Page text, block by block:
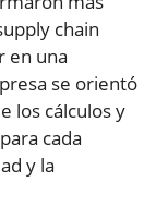
chain
en una
se orientó
los cálculos y
cada
y la